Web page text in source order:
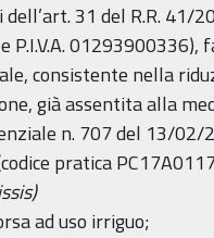
dell’art. 31 del R.R. 41/
e P.I.V.A.
consistente nella
già assentita alla
n. 707 del 13/02/
pratica
ad uso irriguo;